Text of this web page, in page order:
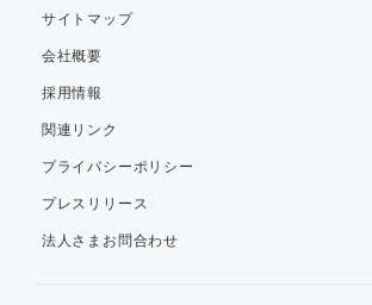
サイトマップ
会社概要
採用情報
関連リンク
プライバシーポリシー
プレスリリース
法人さまお問合わせ